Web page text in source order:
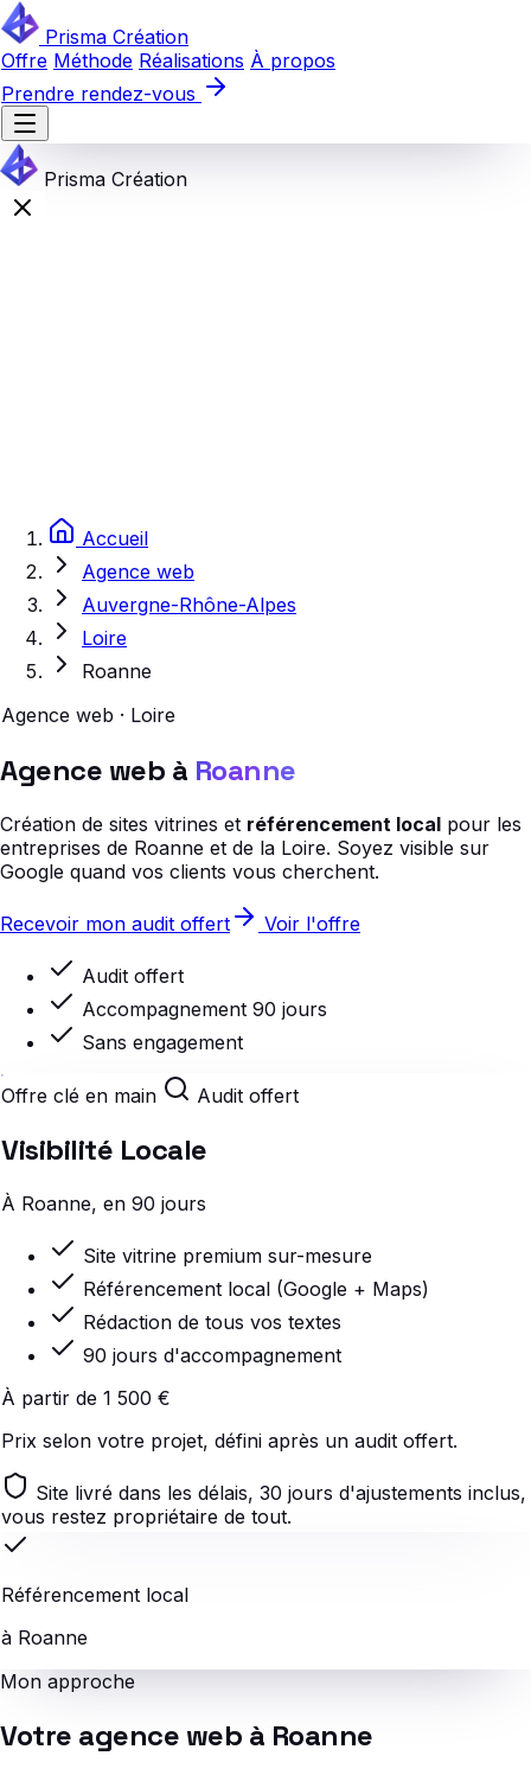
Prisma Création
Offre Méthode Réalisations À propos
Prendre rendez-vous
Prisma Création
Accueil
Agence web
Auvergne-Rhône-Alpes
Loire
Roanne
Agence web · Loire
Agence web à Roanne
Création de sites vitrines et référencement local pour les
entreprises de Roanne et de la Loire. Soyez visible sur
Google quand vos clients vous cherchent.
Recevoir mon audit offert Voir l'offre
Audit offert
Accompagnement 90 jours
Sans engagement
Offre clé en main Audit offert
Visibilité Locale
À Roanne, en 90 jours
Site vitrine premium sur-mesure
Référencement local (Google + Maps)
Rédaction de tous vos textes
90 jours d'accompagnement
À partir de 1 500 €
Prix selon votre projet, défini après un audit offert.
Site livré dans les délais, 30 jours d'ajustements inclus,
vous restez propriétaire de tout.
Référencement local
à Roanne
Mon approche
Votre agence web à Roanne